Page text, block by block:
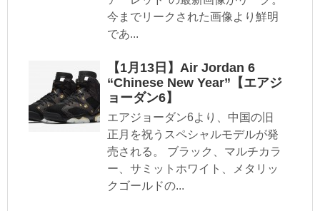
今までリークされた画像より鮮明
であ...
【1月13日】Air Jordan 6
“Chinese New Year”【エアジ
ョーダン6】
エアジョーダン6より、中国の旧
正月を祝うスペシャルモデルが発
売される。 ブラック、マルチカラ
ー、サミットホワイト、メタリッ
クゴールドの...